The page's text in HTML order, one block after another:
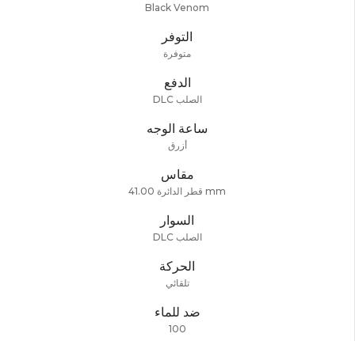
Black Venom
التوفر
متوفرة
الدفع
DLC الصلب
ساعة الوجه
أزرق
مقاس
قطر الدائرة 41.00 mm
السوار
DLC الصلب
الحركة
تلقائي
ضد للماء
100